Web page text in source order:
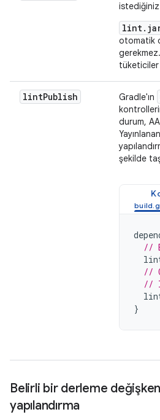
otomatik
tüketiciler
lintPublish Gradle'ın
durum,
şekilde
//
//
//
}
Belirli bir derleme değişkeni
yapılandırma